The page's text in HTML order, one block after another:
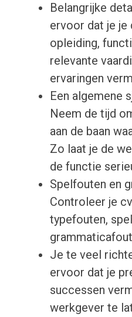
Belangrijke
ervoor dat je je
opleiding,
relevante
ervaringen
Een algemene
Neem de tijd
aan de baan
Zo laat je de
de functie
Spelfouten en
Controleer je
typefouten,
Je te veel
ervoor dat je
successen
werkgever te